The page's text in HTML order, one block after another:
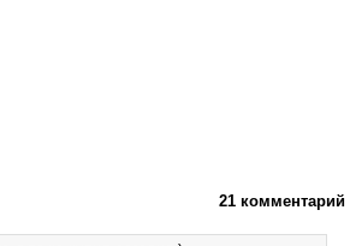
21 комментарий